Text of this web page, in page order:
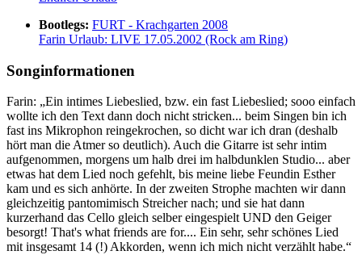
Bootlegs: FURT - Krachgarten 2008
Farin Urlaub: LIVE 17.05.2002 (Rock am Ring)
Songinformationen
Farin: „Ein intimes Liebeslied, bzw. ein fast Liebeslied; sooo einfach
wollte ich den Text dann doch nicht stricken... beim Singen bin ich
fast ins Mikrophon reingekrochen, so dicht war ich dran (deshalb
hört man die Atmer so deutlich). Auch die Gitarre ist sehr intim
aufgenommen, morgens um halb drei im halbdunklen Studio... aber
etwas hat dem Lied noch gefehlt, bis meine liebe Feundin Esther
kam und es sich anhörte. In der zweiten Strophe machten wir dann
gleichzeitig pantomimisch Streicher nach; und sie hat dann
kurzerhand das Cello gleich selber eingespielt UND den Geiger
besorgt! That's what friends are for.... Ein sehr, sehr schönes Lied
mit insgesamt 14 (!) Akkorden, wenn ich mich nicht verzählt habe.“